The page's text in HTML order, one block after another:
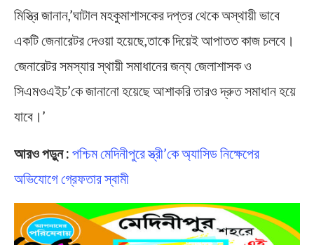
মিস্ত্রি জানান,’ঘাটাল মহকুমাশাসকের দপ্তর থেকে অস্থায়ী ভাবে
একটি জেনারেটর দেওয়া হয়েছে,তাকে দিয়েই আপাতত কাজ চলবে।
জেনারেটর সমস্যার স্থায়ী সমাধানের জন্য জেলাশাসক ও
সিএমওএইচ’কে জানানো হয়েছে আশাকরি তারও দ্রুত সমাধান হয়ে
যাবে।’
আরও পড়ুন : পশ্চিম মেদিনীপুরে স্ত্রী’কে অ্যাসিড নিক্ষেপের
অভিযোগে গ্রেফতার স্বামী